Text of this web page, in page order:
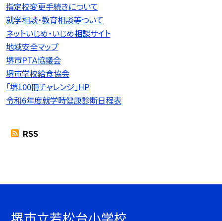
指定校変更手続きについて
就学相談・教育相談等ついて
ネットいじめ・いじめ相談サイト
地域安全マップ
堺市PTA協議会
堺市学校給食協会
「堺100冊チャレンジ」HP
令和6年度就学時健康診断日程表
RSS